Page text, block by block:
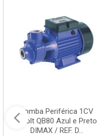
Bomba Periférica 1CV
Bivolt QB80 Azul e Preto
DIMAX / REF. D...